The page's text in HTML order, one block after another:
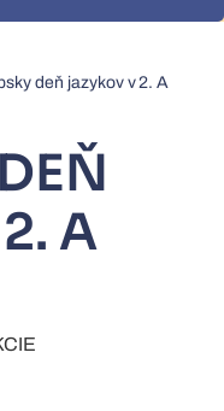
deň jazykov v 2. A
A